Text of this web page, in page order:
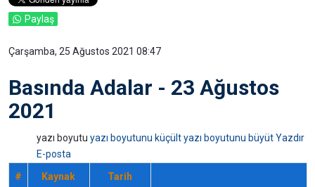
Paylaş
Çarşamba, 25 Ağustos 2021 08:47
Basında Adalar - 23 Ağustos
2021
yazı boyutu yazı boyutunu küçült yazı boyutunu büyüt Yazdır
E-posta
#
Kaynak Tarih